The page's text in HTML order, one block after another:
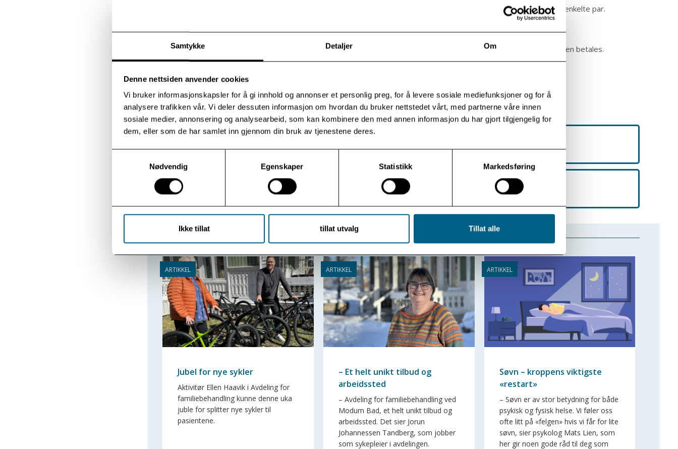
Samtykke Detaljer Om
Denne nettsiden anvender cookies
Vi bruker informasjonskapsler for å gi innhold og annonser et personlig preg, for å levere sosiale mediefunksjoner og for å
analysere trafikken vår. Vi deler dessuten informasjon om hvordan du bruker nettstedet vårt, med partnerne våre innen
sosiale medier, annonsering og analysearbeid, som kan kombinere den med annen informasjon du har gjort tilgjengelig for
dem, eller som de har samlet inn gjennom din bruk av tjenestene deres.
Nødvendig
Egenskaper Statistikk Markedsføring
Ikke tillat tillat utvalg Tillat alle
Par på nytt-samtaler er ikke en helsetjeneste, og gir dermed ikke rett til refusjon. Prisen må fullt ut dekkes av det enkelte par.
Avbestilling:
Dersom dere uteblir uten varsel eller avbestiller senere enn kl. 12 to virkedager før avtalt tid, må prisen for samtalen betales.
Avbestilling gjøres skriftlig tilkurs@modum-bad.no
PREP kommunikasjonskurs for par
Jubel for nye sykler
Aktivitør Ellen Haavik i Avdeling for
familiebehandling kunne denne uka
juble for splitter nye sykler til
pasientene.
– Et helt unikt tilbud og
arbeidssted
– Avdeling for familiebehandling ved
Modum Bad, et helt unikt tilbud og
arbeidssted. Det sier Jorun
Johannessen Tandberg, som jobber
som sykepleier i avdelingen.
Søvn – kroppens viktigste
«restart»
– Søvn er av stor betydning for både
psykisk og fysisk helse. Vi føler oss
ofte litt på «felgen» hvis vi får for lite
søvn, sier psykolog Mats Lien, som
her gir noen gode råd til deg som